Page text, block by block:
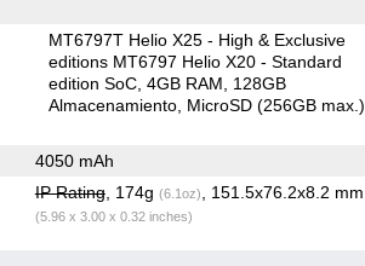
MT6797T Helio X25 - High & Exclusive
editions MT6797 Helio X20 - Standard
edition SoC 4GB RAM
128GB
Almacenamiento MicroSD (256GB max.)
4050 mAh
IP Rating, 174g (6.1oz) , 151.5x76.2x8.2 mm
(5.96 x 3.00 x 0.32 inches)